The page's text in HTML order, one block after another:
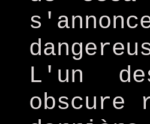
L'un
obscure